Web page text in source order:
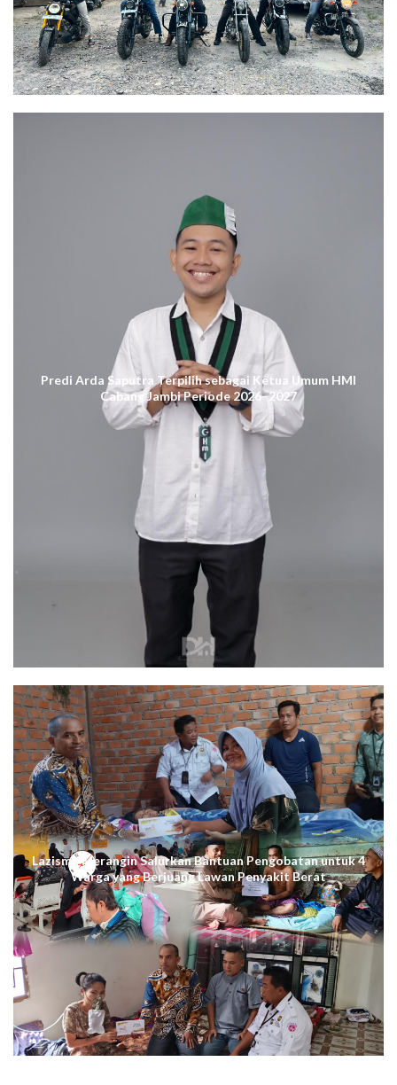
Predi Arda Saputra Terpilih sebagai Ketua Umum HMI
Cabang Jambi Periode 2026–2027
Lazismu Merangin Salurkan Bantuan Pengobatan untuk 4
Warga yang Berjuang Lawan Penyakit Berat